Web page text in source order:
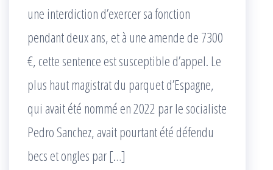
une interdiction d’exercer sa fonction
pendant deux ans, et à une amende de 7300
€, cette sentence est susceptible d’appel. Le
plus haut magistrat du parquet d’Espagne,
qui avait été nommé en 2022 par le socialiste
Pedro Sanchez, avait pourtant été défendu
becs et ongles par […]